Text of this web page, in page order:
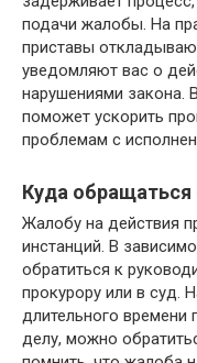
подачи жалобы. На
приставы
уведомляют вас о
нарушениями закона.
поможет ускорить
проблемам с
Куда
Жалобу на действия
инстанций. В
обратиться к
прокурору или в суд.
длительного времени
делу, можно